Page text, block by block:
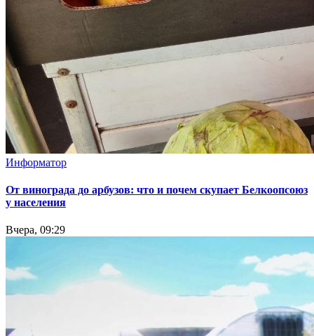
Информатор
От винограда до арбузов: что и почем скупает Белкоопсоюз
у населения
Вчера, 09:29